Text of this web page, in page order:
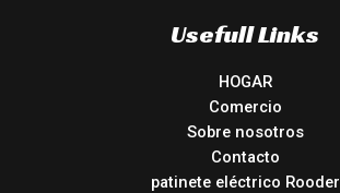
Usefull Links
HOGAR
Comercio
Sobre nosotros
Contacto
patinete eléctrico Rooder